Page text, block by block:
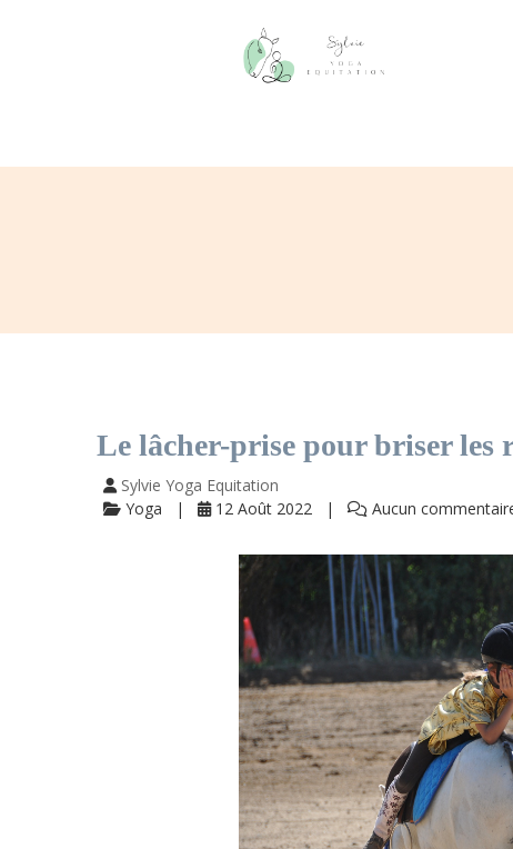
Le lâcher-prise pour briser les
Sylvie Yoga Equitation
Yoga
12 Août 2022 Aucun